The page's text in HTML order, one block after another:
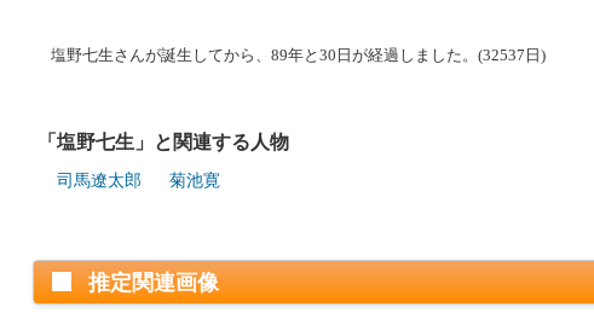
塩野七生さんが誕生してから、89年と30日が経過しました。(32537日)
「塩野七生」と関連する人物
司馬遼太郎 菊池寛
推定関連画像